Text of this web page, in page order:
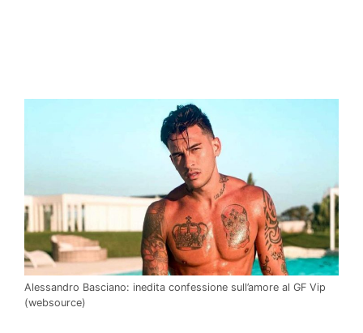
Alessandro Basciano: inedita confessione sull’amore al GF Vip
(websource)